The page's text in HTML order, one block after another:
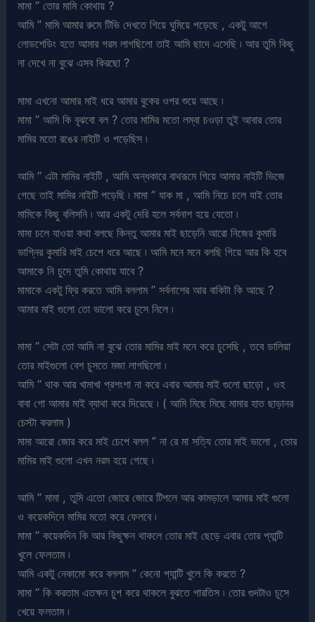
মামা ” তোর মামি কোথায় ?
আমি ” মামি আমার রুমে টিভি দেখতে গিয়ে ঘুমিয়ে পড়েছে , একটু আগে
লোডশেডিং হতে আমার গরম লাগছিলো তাই আমি ছাদে এসেছি ৷ আর তুমি কিছু
না দেখে না বুঝে এসব কিরছো ?
মামা এখনো আমার মাই ধরে আমার বুকের ওপর শুয়ে আছে ৷
মামা ” আমি কি বূঝবো বল ? তোর মামির মতো লম্বা চওড়া তুই আবার তোর
মামির মতো রঙের নাইটি ও পড়েছিস ৷
আমি ” এটা মামির নাইটি , আমি অন্ধকারে বাথরূমে গিয়ে আমার নাইটি ভিজে
গেছে তাই মামির নাইটি পড়েছি ৷ মামা ” যাক মা , আমি নিচে চলে যাই তোর
মামিকে কিছু বলিসনি ৷ আর একটু দেরি হলে সর্বনাশ হয়ে যেতো ৷
মামা চলে যাওয়া কথা বলছে কিন্তু আমার মাই ছাড়েনি আরো নিজের কুমারি
ভাগ্নির কুমারি মাই চেপে ধরে আছে ৷ আমি মনে মনে বলছি গিয়ে আর কি হবে
আমাকে নি চুদে তুমি কোথায় যাবে ?
মামাকে একটু ফ্রি করতে আমি বললাম ” সর্বনাশের আর বাকিটা কি আছে ?
আমার মাই গুলো তো ভালো করে চুসে নিলে ৷
মামা ” সেটা তো আমি না বুঝে তোর মামির মাই মনে করে চুসেছি , তবে ডালিয়া
তোর মাইগুলো বেশ চুসতে মজা লাগছিলো ৷
আমি ” থাক আর খামাখা প্রশংশা না করে এবার আমার মাই গুলো ছাড়ো , ওহ
বাবা গো আমার মাই ব্যাথা করে দিয়েছে ৷ ( আমি মিছে মিছে মামার হাত ছাড়ানর
চেস্টা করলাম )
মামা আরো জোর করে মাই চেপে বলল ” না রে মা সত্যি তোর মাই ভালো , তোর
মামির মাই গুলো এখন নরম হয়ে গেছে ৷
আমি ” মামা , তুমি এতো জোরে জোরে টিপলে আর কামড়ালে আমার মাই গুলো
ও কয়েকদিনে মামির মতো করে ফেলবে ৷
মামা ” কয়েকদিন কি আর কিছুক্ষন থাকলে তোর মাই ছেড়ে এবার তোর প্যান্টি
খুলে ফেলতাম ৷
আমি একটু নেকামো করে বললাম ” কেনো প্যান্টি খুলে কি করতে ?
মামা ” কি করতাম এতক্ষন চুপ করে থাকলে বুঝতে পারতিস ৷ তোর গুদটাও চূসে
খেয়ে ফলতাম ৷